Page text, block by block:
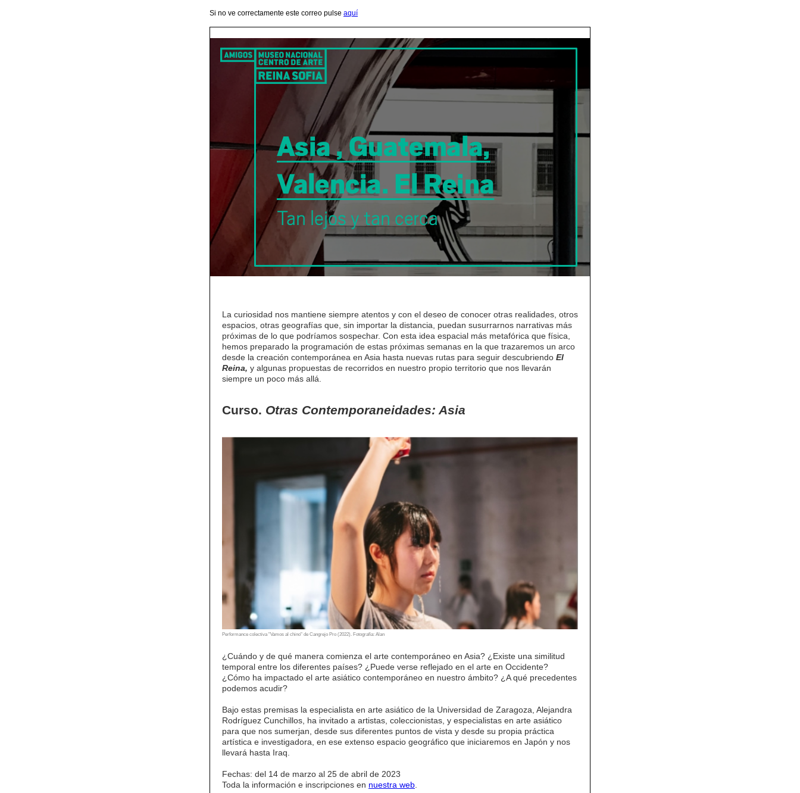
Si no ve correctamente este correo pulse aquí
La curiosidad nos mantiene siempre atentos y con el deseo de conocer otras realidades, otros
espacios, otras geografías que, sin importar la distancia, puedan susurrarnos narrativas más
próximas de lo que podríamos sospechar. Con esta idea espacial más metafórica que física,
hemos preparado la programación de estas próximas semanas en la que trazaremos un arco
desde la creación contemporánea en Asia hasta nuevas rutas para seguir descubriendo El
Reina, y algunas propuestas de recorridos en nuestro propio territorio que nos llevarán
siempre un poco más allá.
Curso. Otras Contemporaneidades: Asia
Performance colectiva "Vamos al chino" de Cangrejo Pro (2022). Fotografía: Alan
¿Cuándo y de qué manera comienza el arte contemporáneo en Asia? ¿Existe una similitud
temporal entre los diferentes países? ¿Puede verse reflejado en el arte en Occidente?
¿Cómo ha impactado el arte asiático contemporáneo en nuestro ámbito? ¿A qué precedentes
podemos acudir?
Bajo estas premisas la especialista en arte asiático de la Universidad de Zaragoza, Alejandra
Rodríguez Cunchillos, ha invitado a artistas, coleccionistas, y especialistas en arte asiático
para que nos sumerjan, desde sus diferentes puntos de vista y desde su propia práctica
artística e investigadora, en ese extenso espacio geográfico que iniciaremos en Japón y nos
llevará hasta Iraq.
Fechas: del 14 de marzo al 25 de abril de 2023
Toda la información e inscripciones en nuestra web